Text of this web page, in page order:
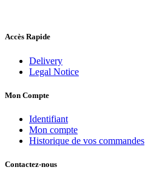
Accès Rapide
Delivery
Legal Notice
Mon Compte
Identifiant
Mon compte
Historique de vos commandes
Contactez-nous